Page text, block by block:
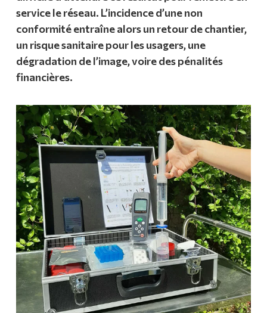
service le réseau. L’incidence d’une non
conformité entraîne alors un retour de chantier,
un risque sanitaire pour les usagers, une
dégradation de l’image, voire des pénalités
financières.